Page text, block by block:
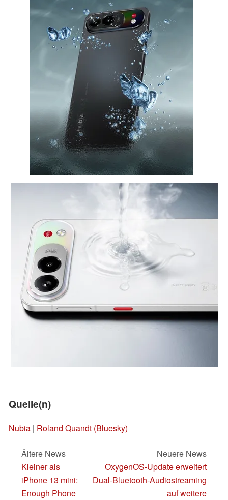
Quelle(n)
Nubia | Roland Quandt (Bluesky)
Ältere News
Kleiner als
iPhone 13 mini:
Enough Phone
Neuere News
OxygenOS‑Update erweitert
Dual‑Bluetooth‑Audiostreaming
auf weitere